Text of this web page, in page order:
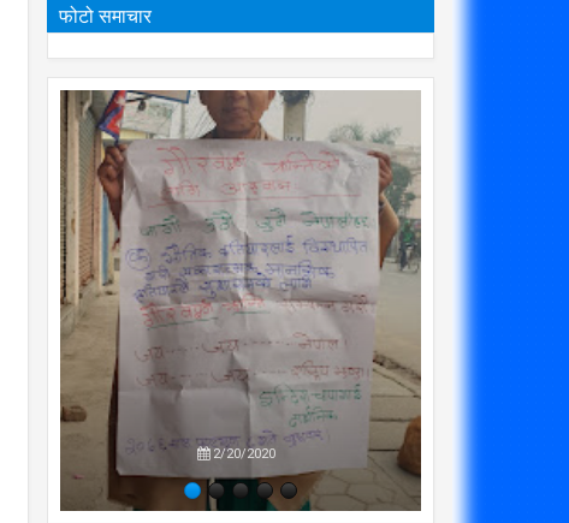
फोटो समाचार
2/20/2020